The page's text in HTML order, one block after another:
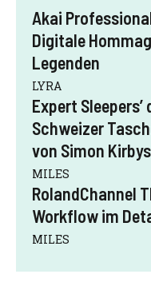
Akai
Digitale
Legenden
LYRA
Expert
Schweizer
von Simon
MILES
RolandChannel
Workflow im
MILES